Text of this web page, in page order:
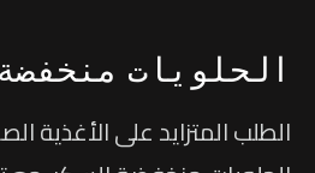
الحلويات
الطلب المتزايد على الأغذية